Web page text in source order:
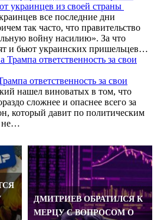
украинцев из своей страны
все последние дни
так часто, что правительство
войну насилию». За что
и бьют украинских пришельцев…
ответственность за свои
нашел виноватых в том, что
сложнее и опаснее всего за
который давит по политическим
не…
ДМИТРИЕВ ОБРАТИЛСЯ К
МЕРЦУ С ВОПРОСОМ О